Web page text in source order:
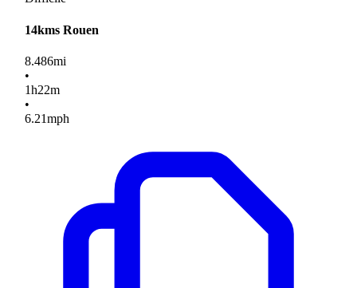
14kms Rouen
8.486mi
•
1h22m
•
6.21mph